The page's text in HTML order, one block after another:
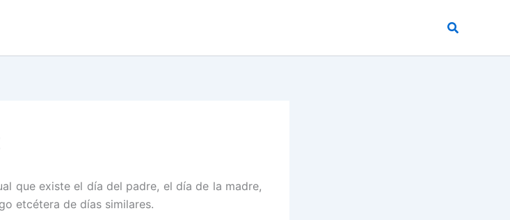
Buscar
que existe el día del padre, el día de la madre,
etcétera de días similares.